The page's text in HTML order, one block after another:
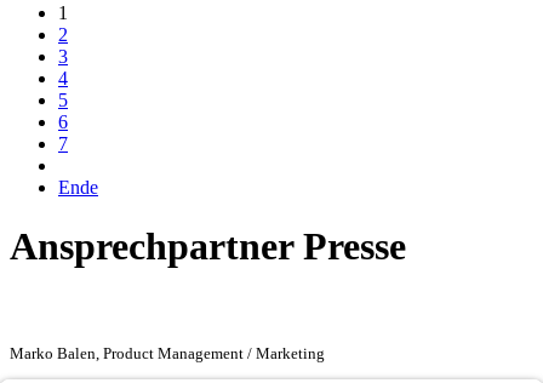
1
2
3
4
5
6
7
Ende
Ansprechpartner Presse
Marko Balen, Product Management / Marketing